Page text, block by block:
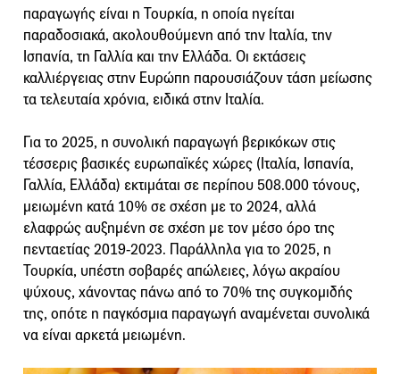
παραγωγής είναι η Τουρκία, η οποία ηγείται
παραδοσιακά, ακολουθούμενη από την Ιταλία, την
Ισπανία, τη Γαλλία και την Ελλάδα. Οι εκτάσεις
καλλιέργειας στην Ευρώπη παρουσιάζουν τάση μείωσης
τα τελευταία χρόνια, ειδικά στην Ιταλία.
Για το 2025, η συνολική παραγωγή βερικόκων στις
τέσσερις βασικές ευρωπαϊκές χώρες (Ιταλία, Ισπανία,
Γαλλία, Ελλάδα) εκτιμάται σε περίπου 508.000 τόνους,
μειωμένη κατά 10% σε σχέση με το 2024, αλλά
ελαφρώς αυξημένη σε σχέση με τον μέσο όρο της
πενταετίας 2019-2023. Παράλληλα για το 2025, η
Τουρκία, υπέστη σοβαρές απώλειες, λόγω ακραίου
ψύχους, χάνοντας πάνω από το 70% της συγκομιδής
της, οπότε η παγκόσμια παραγωγή αναμένεται συνολικά
να είναι αρκετά μειωμένη.